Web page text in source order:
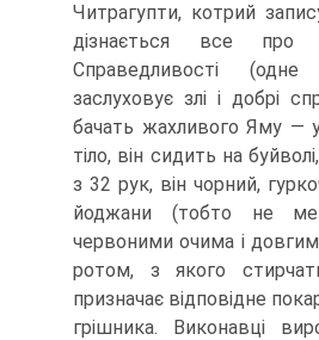
Читрагупти, котрий
дізнається все про
Справедливості
заслуховує злі і добрі
бачать жахливого Яму —
тіло, він сидить на
з 32 рук, він чорний,
йоджани (тобто не
червоними очима і
ротом, з якого
призначає відповідне
грішника. Виконавці